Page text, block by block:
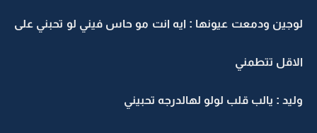
لوجين ودمعت عيونها : ايه انت مو حاس فيني لو تحبني على
الاقل تتطمني
وليد : يالب قلب لولو لهالدرجه تحبيني